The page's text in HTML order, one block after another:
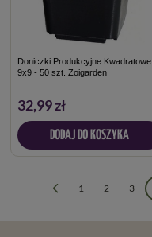
Doniczki Produkcyjne Kwadratowe
9x9 - 50 szt. Zoigarden
32,99 zł
DODAJ DO KOSZYKA
1 2 3